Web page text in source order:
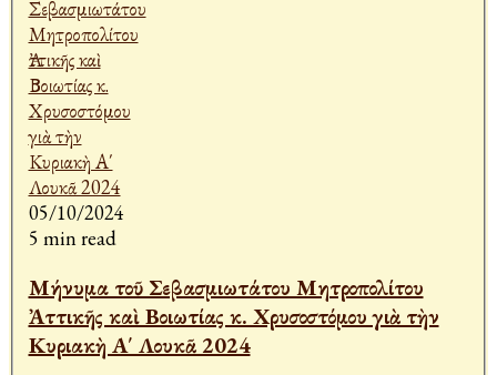
05/10/2024
5 min read
Μήνυμα τοῦ Σεβασμιωτάτου Μητροπολίτου
Ἀττικῆς καὶ Βοιωτίας κ. Χρυσοστόμου γιὰ τὴν
Κυριακὴ Α΄ Λουκᾶ 2024